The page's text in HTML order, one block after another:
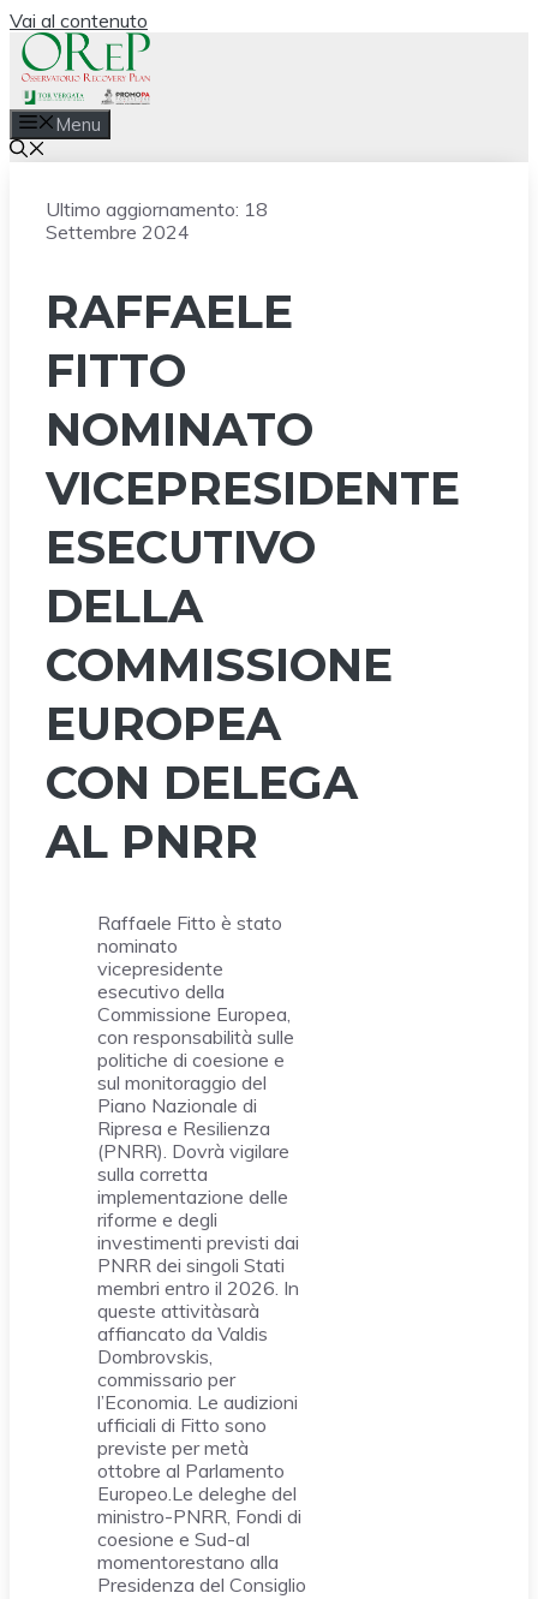
Vai al contenuto
Menu
Ultimo aggiornamento: 18
Settembre 2024
RAFFAELE
FITTO
NOMINATO
VICEPRESIDENTE
ESECUTIVO
DELLA
COMMISSIONE
EUROPEA
CON DELEGA
AL PNRR
Raffaele Fitto è stato
nominato
vicepresidente
esecutivo della
Commissione Europea,
con responsabilità sulle
politiche di coesione e
sul monitoraggio del
Piano Nazionale di
Ripresa e Resilienza
(PNRR). Dovrà vigilare
sulla corretta
implementazione delle
riforme e degli
investimenti previsti dai
PNRR dei singoli Stati
membri entro il 2026. In
queste attivitàsarà
affiancato da Valdis
Dombrovskis,
commissario per
l’Economia. Le audizioni
ufficiali di Fitto sono
previste per metà
ottobre al Parlamento
Europeo.Le deleghe del
ministro-PNRR, Fondi di
coesione e Sud-al
momentorestano alla
Presidenza del Consiglio